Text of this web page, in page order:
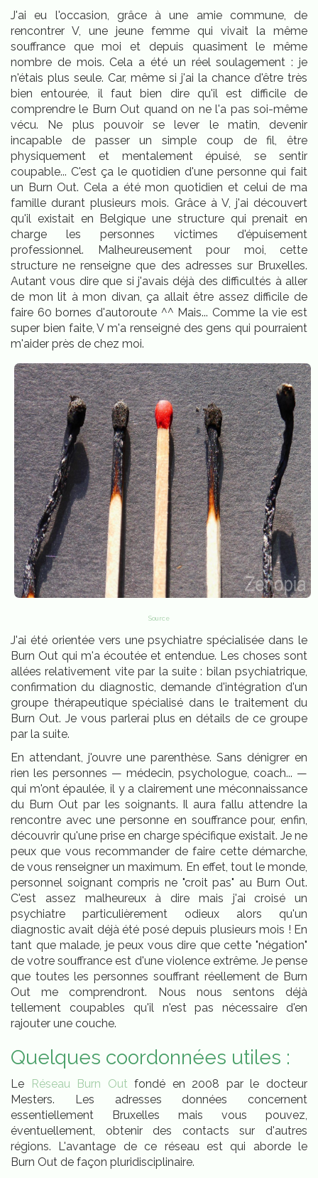
J'ai eu l'occasion, grâce à une amie commune, de
rencontrer V, une jeune femme qui vivait la même
souffrance que moi et depuis quasiment le même
nombre de mois. Cela a été un réel soulagement : je
n'étais plus seule. Car, même si j'ai la chance d'être très
bien entourée, il faut bien dire qu'il est difficile de
comprendre le Burn Out quand on ne l'a pas soi-même
vécu. Ne plus pouvoir se lever le matin, devenir
incapable de passer un simple coup de fil, être
physiquement et mentalement épuisé, se sentir
coupable... C'est ça le quotidien d'une personne qui fait
un Burn Out. Cela a été mon quotidien et celui de ma
famille durant plusieurs mois. Grâce à V, j'ai découvert
qu'il existait en Belgique une structure qui prenait en
charge les personnes victimes d'épuisement
professionnel. Malheureusement pour moi, cette
structure ne renseigne que des adresses sur Bruxelles.
Autant vous dire que si j'avais déjà des difficultés à aller
de mon lit à mon divan, ça allait être assez difficile de
faire 60 bornes d'autoroute ^^ Mais... Comme la vie est
super bien faite, V m'a renseigné des gens qui pourraient
m'aider près de chez moi.
Source
J'ai été orientée vers une psychiatre spécialisée dans le
Burn Out qui m'a écoutée et entendue. Les choses sont
allées relativement vite par la suite : bilan psychiatrique,
confirmation du diagnostic, demande d'intégration d'un
groupe thérapeutique spécialisé dans le traitement du
Burn Out. Je vous parlerai plus en détails de ce groupe
par la suite.
En attendant, j'ouvre une parenthèse. Sans dénigrer en
rien les personnes — médecin, psychologue, coach... —
qui m'ont épaulée, il y a clairement une méconnaissance
du Burn Out par les soignants. Il aura fallu attendre la
rencontre avec une personne en souffrance pour, enfin,
découvrir qu'une prise en charge spécifique existait. Je ne
peux que vous recommander de faire cette démarche,
de vous renseigner un maximum. En effet, tout le monde,
personnel soignant compris ne "croit pas" au Burn Out.
C'est assez malheureux à dire mais j'ai croisé un
psychiatre particulièrement odieux alors qu'un
diagnostic avait déjà été posé depuis plusieurs mois ! En
tant que malade, je peux vous dire que cette "négation"
de votre souffrance est d'une violence extrême. Je pense
que toutes les personnes souffrant réellement de Burn
Out me comprendront. Nous nous sentons déjà
tellement coupables qu'il n'est pas nécessaire d'en
rajouter une couche.
Quelques coordonnées utiles :
Le Réseau Burn Outfondé en 2008 par le docteur
Mesters. Les adresses données concernent
essentiellement Bruxelles mais vous pouvez,
éventuellement, obtenir des contacts sur d'autres
régions. L'avantage de ce réseau est qui aborde le
Burn Out de façon pluridisciplinaire.